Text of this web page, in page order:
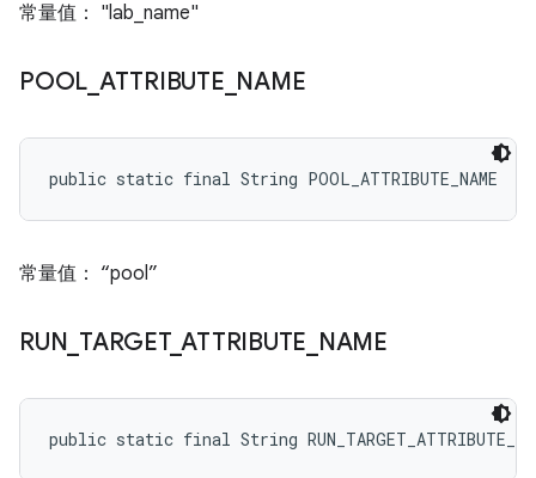
常量值： "lab_name"
POOL ATTRIBUTE NAME
public static final String POOL_ATTRIBUTE_NAME
常量值： “pool”
RUN TARGET_ATTRIBUTE NAME
public static final String